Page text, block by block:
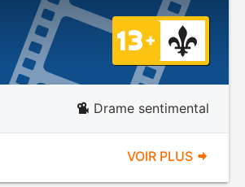
Drame sentimental
VOIR PLUS